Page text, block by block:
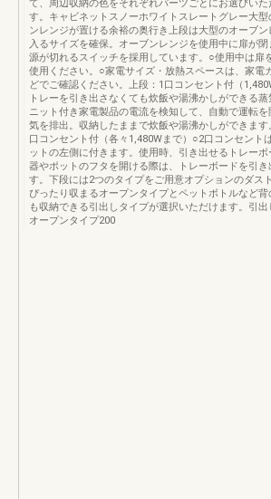
て、周辺収納の色をそれぞれパーツごとにお選びいた
す。キャビネットスノーホワイトスレートグレー大型
ンレンジが置ける余裕の奥行き上段は大型のオーブン
入るサイズを確保。オーブンレンジを使用中に扉が閉
源が切れるスイッチを採用しています。○使用中は扉
使用ください。○家電サイズ・放熱スペースは、家電
どでご確認ください。上段：1口コンセント付（
トレーを引き出さなくても炊飯や湯沸かしができる
ニット付き家電製品の電流を検知して、自動で運転を
気を排出。収納したままで炊飯や湯沸かしができます
口コンセント付（各々1,480Wまで）○2口コンセント
ットの左側に付きます。使用時、引き出せるトレーボ
器やポットのフタを開ける際は、トレーボードを引き
す。下段には2つのタイプをご用意オプションのダス
ぴったり収まるオープンタイプとペットボトルなど背
も収納できる引出しタイプが選択いただけます。引出
オープンタイプ200